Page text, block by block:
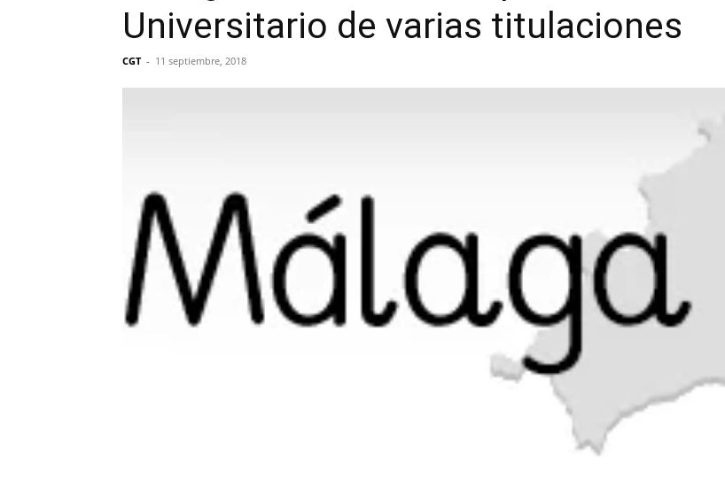
Universitario de varias titulaciones
CGT - 11 septiembre, 2018